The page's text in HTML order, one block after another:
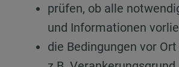
prüfen, ob alle
und Informationen
die Bedingungen vor